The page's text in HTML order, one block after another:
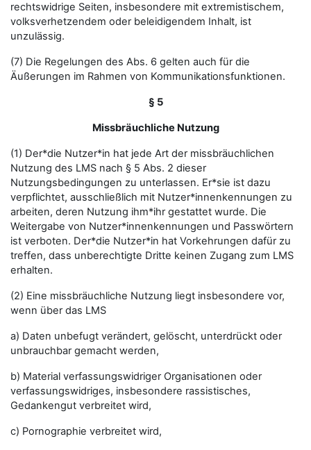
rechtswidrige Seiten, insbesondere mit extremistischem,
volksverhetzendem oder beleidigendem Inhalt, ist
unzulässig.
(7) Die Regelungen des Abs. 6 gelten auch für die
Äußerungen im Rahmen von Kommunikationsfunktionen.
§ 5
Missbräuchliche Nutzung
(1) Der*die Nutzer*in hat jede Art der missbräuchlichen
Nutzung des LMS nach § 5 Abs. 2 dieser
Nutzungsbedingungen zu unterlassen. Er*sie ist dazu
verpflichtet, ausschließlich mit Nutzer*innenkennungen zu
arbeiten, deren Nutzung ihm*ihr gestattet wurde. Die
Weitergabe von Nutzer*innenkennungen und Passwörtern
ist verboten. Der*die Nutzer*in hat Vorkehrungen dafür zu
treffen, dass unberechtigte Dritte keinen Zugang zum LMS
erhalten.
(2) Eine missbräuchliche Nutzung liegt insbesondere vor,
wenn über das LMS
a) Daten unbefugt verändert, gelöscht, unterdrückt oder
unbrauchbar gemacht werden,
b) Material verfassungswidriger Organisationen oder
verfassungswidriges, insbesondere rassistisches,
Gedankengut verbreitet wird,
c) Pornographie verbreitet wird,